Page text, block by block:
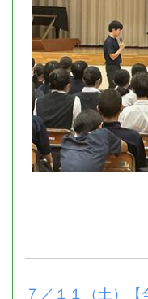
７／１１（土）